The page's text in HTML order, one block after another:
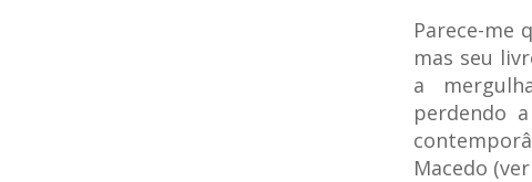
Parece-me
mas seu
a
perdendo
Macedo